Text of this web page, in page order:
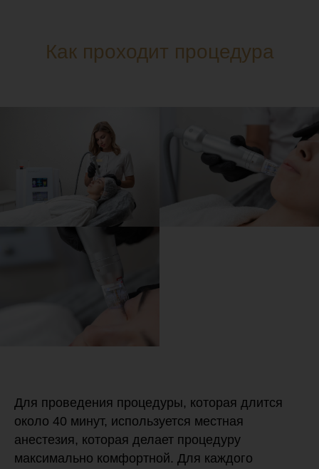
Как проходит процедура
Для проведения процедуры, которая длится
около 40 минут, используется местная
анестезия, которая делает процедуру
максимально комфортной. Для каждого